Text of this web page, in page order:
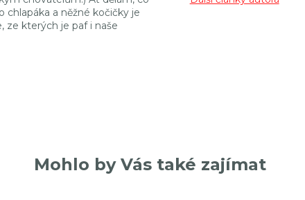
chlapáka a něžné kočičky je
ze kterých je paf i naše
Mohlo by Vás také zajímat